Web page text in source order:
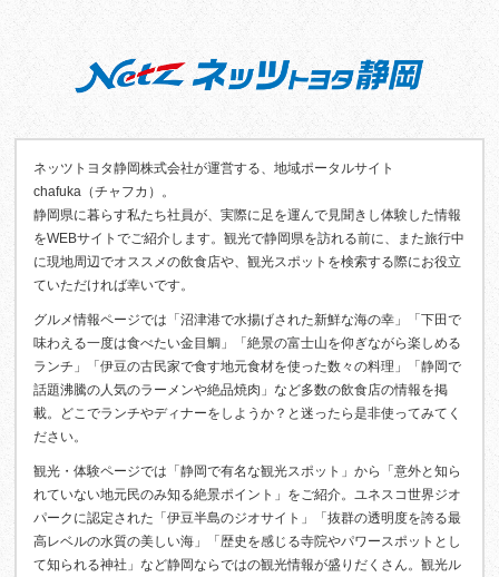
ネッツトヨタ静岡株式会社が運営する、地域ポータルサイト
chafuka（チャフカ）。
静岡県に暮らす私たち社員が、実際に足を運んで見聞きし体験した情報
をWEBサイトでご紹介します。観光で静岡県を訪れる前に、また旅行中
に現地周辺でオススメの飲食店や、観光スポットを検索する際にお役立
ていただければ幸いです。
グルメ情報ページでは「沼津港で水揚げされた新鮮な海の幸」「下田で
味わえる一度は食べたい金目鯛」「絶景の富士山を仰ぎながら楽しめる
ランチ」「伊豆の古民家で食す地元食材を使った数々の料理」「静岡で
話題沸騰の人気のラーメンや絶品焼肉」など多数の飲食店の情報を掲
載。どこでランチやディナーをしようか？と迷ったら是非使ってみてく
ださい。
観光・体験ページでは「静岡で有名な観光スポット」から「意外と知ら
れていない地元民のみ知る絶景ポイント」をご紹介。ユネスコ世界ジオ
パークに認定された「伊豆半島のジオサイト」「抜群の透明度を誇る最
高レベルの水質の美しい海」「歴史を感じる寺院やパワースポットとし
て知られる神社」など静岡ならではの観光情報が盛りだくさん。観光ル